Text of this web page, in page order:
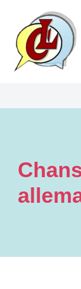
Aller
au
contenu